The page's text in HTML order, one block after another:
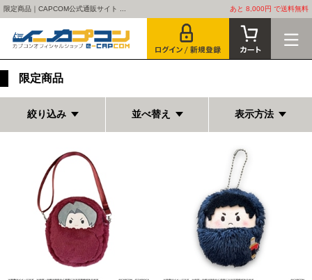
限定商品｜CAPCOM公式通販サイト ... あと 8,000円 で送料無料
限定商品
絞り込み 並べ替え 表示方法